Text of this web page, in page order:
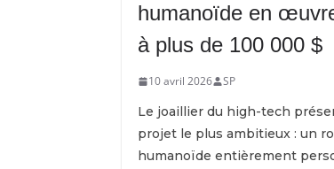
humanoïde en
à plus de 100 000 $
10 avril 2026 SP
Le joaillier du high-tech
projet le plus ambitieux : un
humanoïde entièrement